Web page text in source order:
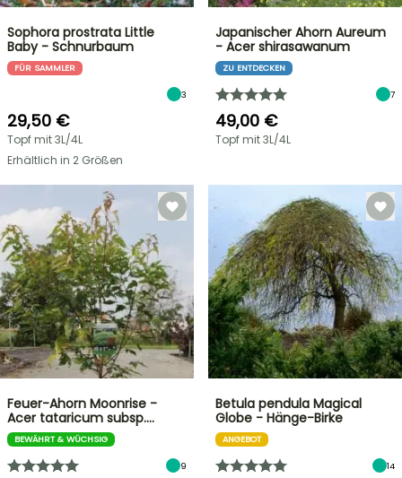
Sophora prostrata Little
Baby - Schnurbaum
FÜR SAMMLER
3
29,50 €
Topf mit 3L/4L
Erhältlich in 2 Größen
Japanischer Ahorn Aureum
- Acer shirasawanum
ZU ENTDECKEN
7
49,00 €
Topf mit 3L/4L
Feuer-Ahorn Moonrise -
Acer tataricum subsp.…
BEWÄHRT & WÜCHSIG
9
Betula pendula Magical
Globe - Hänge-Birke
ANGEBOT
14